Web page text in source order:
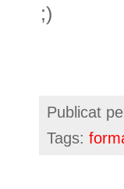
;)
Publicat
Tags: